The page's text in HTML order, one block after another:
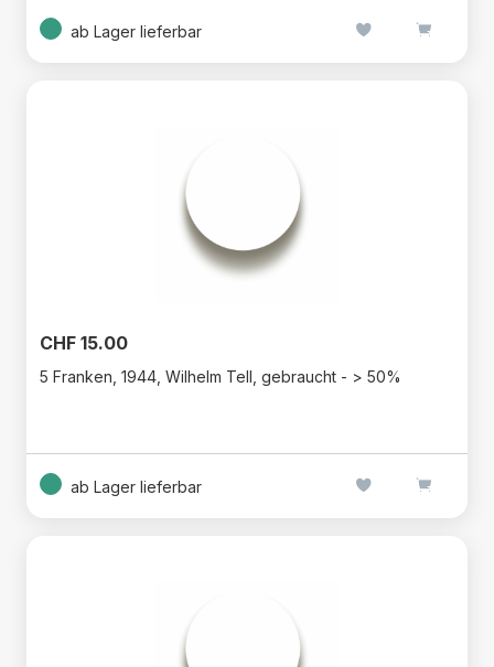
ab Lager lieferbar
CHF 15.00
5 Franken, 1944, Wilhelm Tell, gebraucht - > 50%
ab Lager lieferbar